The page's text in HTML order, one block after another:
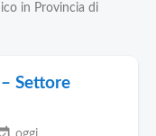
in Provincia di
Settore